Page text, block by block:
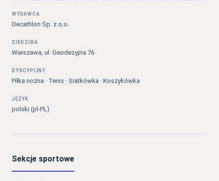
WYDAWCA
Decathlon Sp. z o.o.
SIEDZIBA
Warszawa, ul. Geodezyjna 76
DYSCYPLINY
Piłka nożna · Tenis · Siatkówka · Koszykówka
JĘZYK
polski (pl-PL)
Sekcje sportowe